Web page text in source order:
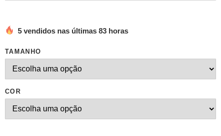
5 vendidos nas últimas 83 horas
TAMANHO
COR